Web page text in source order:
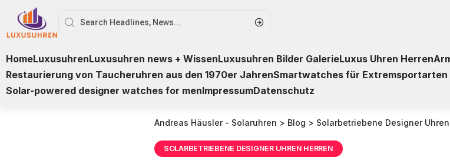
HomeLuxusuhrenLuxusuhren news + WissenLuxusuhren Bilder GalerieLuxus Uhren Herren
Restaurierung von Taucheruhren aus den 1970er JahrenSmartwatches für Extremsportarten
Solar-powered designer watches for menImpressumDatenschutz
Andreas Häusler - Solaruhren > Blog > Solarbetriebene Designer
SOLARBETRIEBENE DESIGNER UHREN HERREN